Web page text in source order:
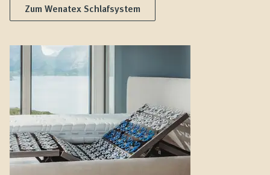
Zum Wenatex Schlafsystem